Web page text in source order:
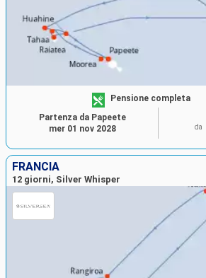
Pensione completa
da
Partenza da Papeete
mer 01 nov 2028
FRANCIA
12 giorni, Silver Whisper